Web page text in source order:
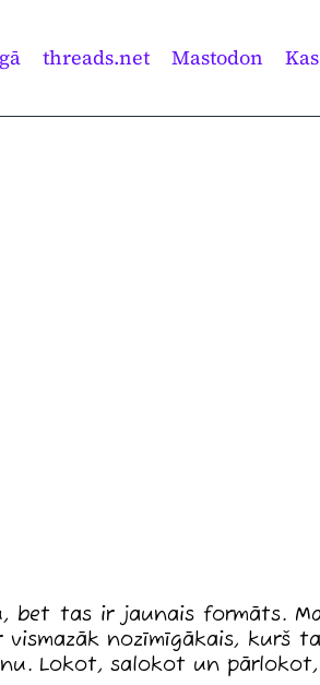
threads.net Mastodon
bet tas ir jaunais formāts.
vismazāk nozīmīgākais, kurš
Lokot, salokot un